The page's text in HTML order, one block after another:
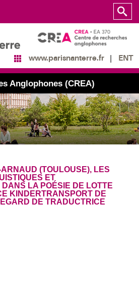
www.parisnanterre.fr ENT
Anglophones (CREA)
(TOULOUSE), LES
ET
DANS LA POÉSIE DE LOTTE
KINDERTRANSPORT DE
DE TRADUCTRICE